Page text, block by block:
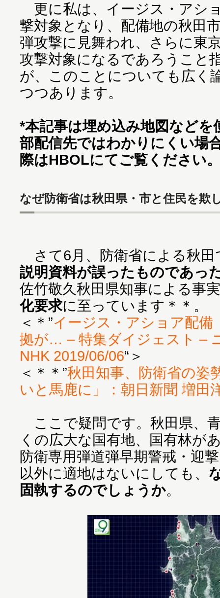
更に私は、イージス・アシ
撃対象となり、配備地の秋田
弾攻撃に見舞われ、さらに東
攻撃対象になるであろうこと
が、このことについても広く
つつあります。
*本記事は埋め込み地図などを
部配信先ではわかりにくい場
際はHBOLにてご覧ください
なぜ防衛省は秋田県・市と住民を欺
さて6月、防衛省による秋田
説明資料が誤ったものであっ
佐竹敬久秋田県知事による事
化要求に至っています＊＊。
＜＊”イージス・アショア配
拠が… – 特集ダイジェスト –
NHK 2019/06/06“＞
＜＊＊”秋田知事、防衛省の姿
いと馬鹿に」：朝日新聞 増田
ここで疑問です。秋田県、
くの広大な国有地、国有林が
防衛専用弾道弾早期警戒・迎
以外に適地はないにしても、
固執するのでしょうか。